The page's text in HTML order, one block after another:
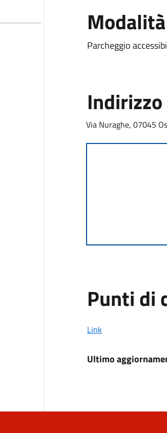
Parcheggio
Indirizzo
Via Nuraghe, 07045
Punti di
Link
Ultimo